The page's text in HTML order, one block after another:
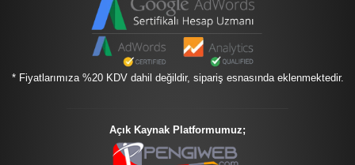
* Fiyatlarımıza %20 KDV dahil değildir, sipariş esnasında eklenmektedir.
Açık Kaynak Platformumuz;